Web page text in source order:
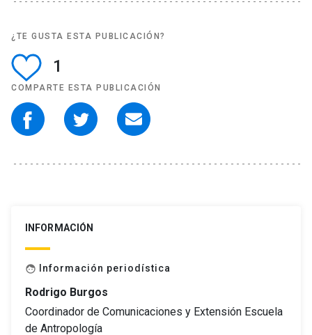
¿TE GUSTA ESTA PUBLICACIÓN?
1
COMPARTE ESTA PUBLICACIÓN
INFORMACIÓN
face Información periodística
Rodrigo Burgos
Coordinador de Comunicaciones y Extensión Escuela
de Antropología